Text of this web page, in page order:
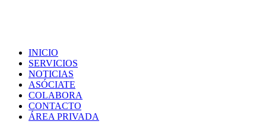
INICIO
SERVICIOS
NOTICIAS
ASÓCIATE
COLABORA
CONTACTO
ÁREA PRIVADA